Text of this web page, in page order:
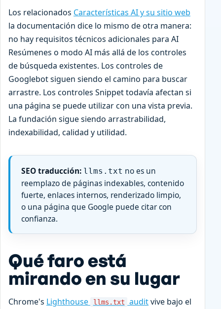
Los relacionados Características AI y su sitio web
la documentación dice lo mismo de otra manera:
no hay requisitos técnicos adicionales para AI
Resúmenes o modo AI más allá de los controles
de búsqueda existentes. Los controles de
Googlebot siguen siendo el camino para buscar
arrastre. Los controles Snippet todavía afectan si
una página se puede utilizar con una vista previa.
La fundación sigue siendo arrastrabilidad,
indexabilidad, calidad y utilidad.
SEO traducción: llms.txt no es un
reemplazo de páginas indexables, contenido
fuerte, enlaces internos, renderizado limpio,
o una página que Google puede citar con
confianza.
Qué faro está
mirando en su lugar
Chrome's Lighthouse llms.txt auditvive bajo el